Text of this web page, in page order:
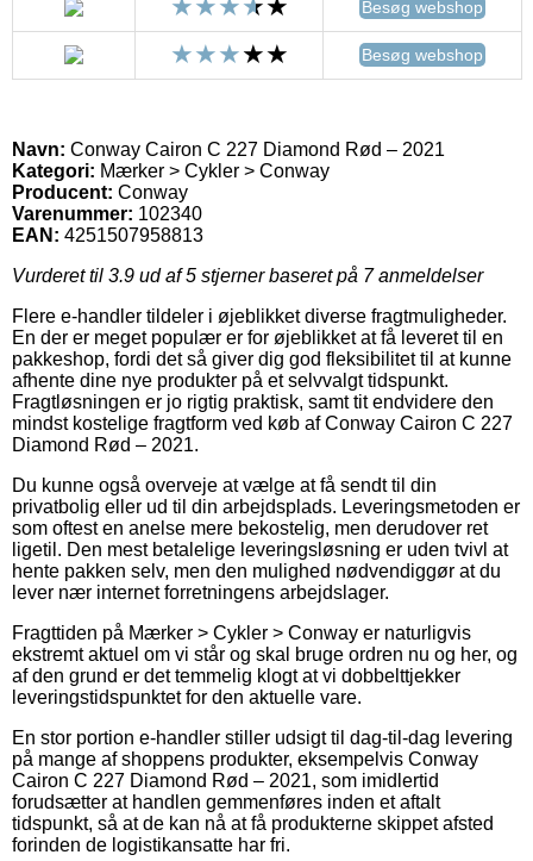
Besøg webshop
Besøg webshop
Navn: Conway Cairon C 227 Diamond Rød – 2021
Kategori: Mærker > Cykler > Conway
Producent: Conway
Varenummer: 102340
EAN: 4251507958813
Vurderet til 3.9 ud af 5 stjerner baseret på 7anmeldelser
Flere e-handler tildeler i øjeblikket diverse fragtmuligheder.
En der er meget populær er for øjeblikket at få leveret til en
pakkeshop, fordi det så giver dig god fleksibilitet til at kunne
afhente dine nye produkter på et selvvalgt tidspunkt.
Fragtløsningen er jo rigtig praktisk, samt tit endvidere den
mindst kostelige fragtform ved køb af Conway Cairon C 227
Diamond Rød – 2021.
Du kunne også overveje at vælge at få sendt til din
privatbolig eller ud til din arbejdsplads. Leveringsmetoden er
som oftest en anelse mere bekostelig, men derudover ret
ligetil. Den mest betalelige leveringsløsning er uden tvivl at
hente pakken selv, men den mulighed nødvendiggør at du
lever nær internet forretningens arbejdslager.
Fragttiden på Mærker > Cykler > Conway er naturligvis
ekstremt aktuel om vi står og skal bruge ordren nu og her, og
af den grund er det temmelig klogt at vi dobbelttjekker
leveringstidspunktet for den aktuelle vare.
En stor portion e-handler stiller udsigt til dag-til-dag levering
på mange af shoppens produkter, eksempelvis Conway
Cairon C 227 Diamond Rød – 2021, som imidlertid
forudsætter at handlen gemmenføres inden et aftalt
tidspunkt, så at de kan nå at få produkterne skippet afsted
forinden de logistikansatte har fri.